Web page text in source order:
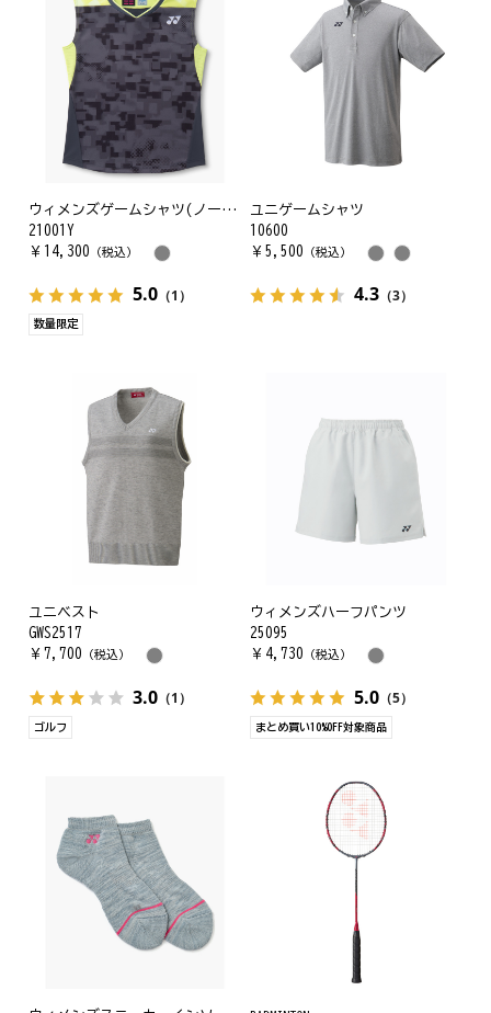
ウィメンズゲームシャツ(ノースリーブ)
21001Y
￥ 14,300 （税込）
5.0 （1）
数量限定
ユニゲームシャツ
10600
￥ 5,500 （税込）
4.3（3）
ユニベスト
GWS2517
￥ 7,700 （税込）
3.0 （1）
ゴルフ
ウィメンズハーフパンツ
25095
￥ 4,730 （税込）
5.0（5）
まとめ買い10%OFF対象商品